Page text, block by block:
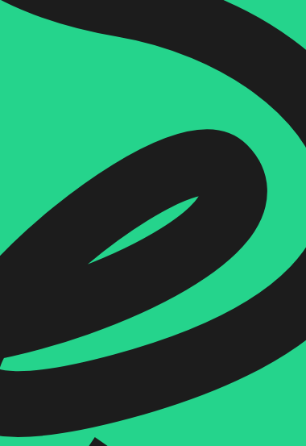
איזה פורמט בא לך?
דיגיטלי
10